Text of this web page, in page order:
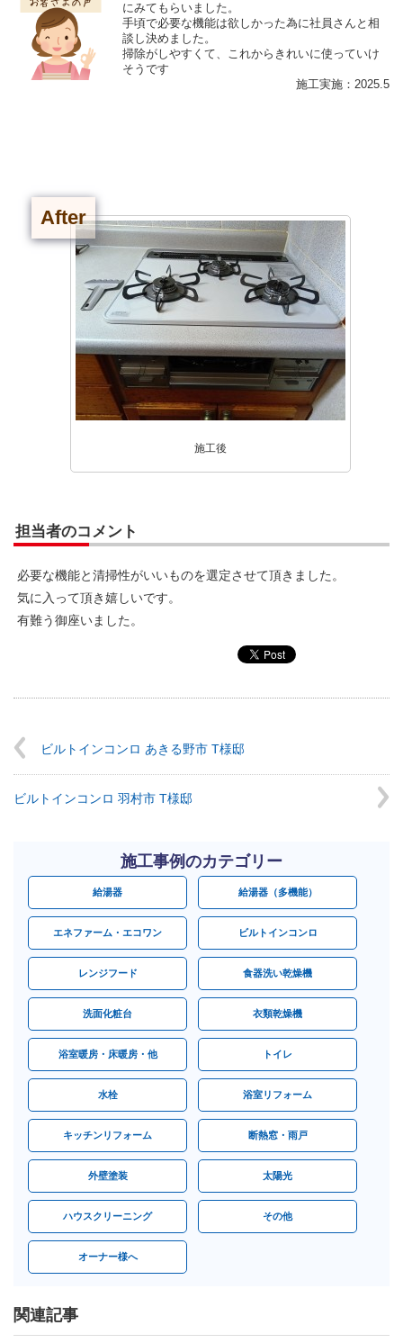
にみてもらいました。
手頃で必要な機能は欲しかった為に社員さんと相
談し決めました。
掃除がしやすくて、これからきれいに使っていけ
そうです
施工実施：2025.5
After
施工後
担当者のコメント
必要な機能と清掃性がいいものを選定させて頂きました。
気に入って頂き嬉しいです。
有難う御座いました。
ビルトインコンロ あきる野市 T様邸
ビルトインコンロ 羽村市 T様邸
施工事例のカテゴリー
給湯器 給湯器（多機能）
エネファーム・エコワン ビルトインコンロ
レンジフード 食器洗い乾燥機
洗面化粧台 衣類乾燥機
浴室暖房・床暖房・他 トイレ
水栓 浴室リフォーム
キッチンリフォーム 断熱窓・雨戸
外壁塗装 太陽光
ハウスクリーニング その他
オーナー様へ
関連記事